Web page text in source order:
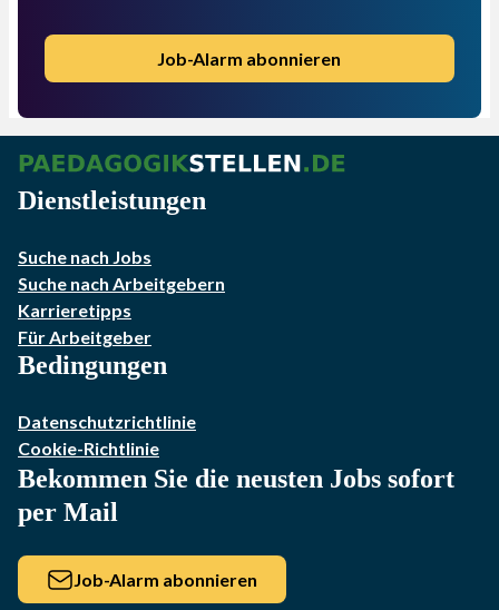
Job-Alarm abonnieren
Dienstleistungen
Suche nach Jobs
Suche nach Arbeitgebern
Karrieretipps
Für Arbeitgeber
Bedingungen
Datenschutzrichtlinie
Cookie-Richtlinie
Bekommen Sie die neusten Jobs sofort
per Mail
Job-Alarm abonnieren